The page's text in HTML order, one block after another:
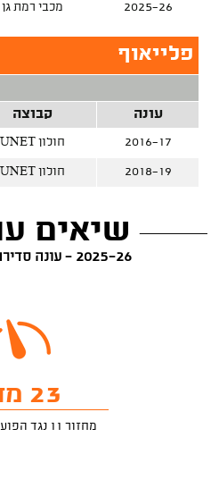
2025-26 מכבי רמת גן
פלייאוף
עונה
קבוצה
2016-17 UNET חולון
2018-19 UNET חולון
שיאים
2025-26 - עונה סדירה, קבוצה נוכחית
23 מדד
מחזור 11 נגד הפועל ב"ש בבית